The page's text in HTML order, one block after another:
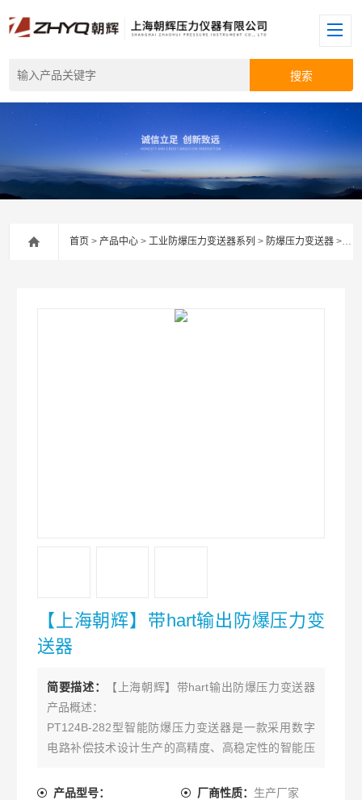
首页 >产品中心 >工业防爆压力变送器系列 > 防爆压力变送器 > 【上海朝辉】带hart输出防爆压力变送器
【上海朝辉】带hart输出防爆压力变
送器
简要描述：
【上海朝辉】带hart输出防爆压力变送器
产品概述：
PT124B-282型智能防爆压力变送器是一款采用数字
电路补偿技术设计生产的高精度、高稳定性的智能压
于两线制4～20 mA 加载HART协议输出场合。石油、
产品型号： 厂商性质： 生产厂家